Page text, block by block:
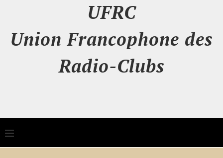
UFRC
Union Francophone des
Radio-Clubs